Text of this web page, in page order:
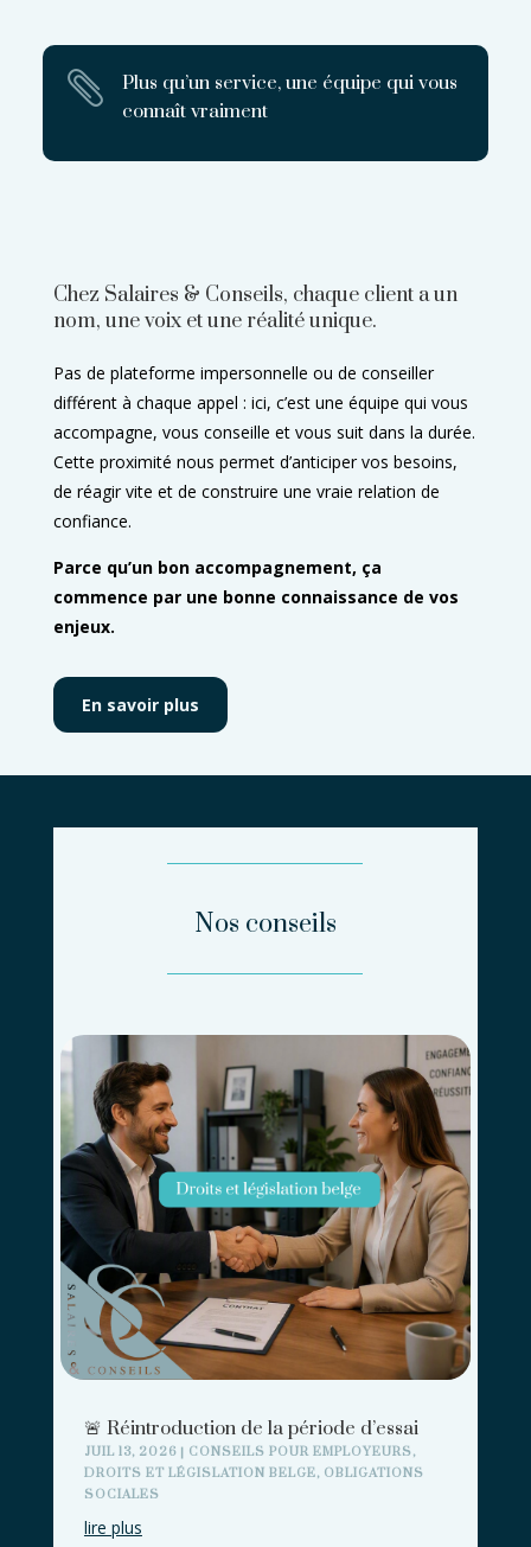

Plus qu’un service, une équipe qui vous
connaît vraiment
Chez Salaires & Conseils, chaque client a un
nom, une voix et une réalité unique.
Pas de plateforme impersonnelle ou de conseiller
différent à chaque appel : ici, c’est une équipe qui vous
accompagne, vous conseille et vous suit dans la durée.
Cette proximité nous permet d’anticiper vos besoins,
de réagir vite et de construire une vraie relation de
confiance.
Parce qu’un bon accompagnement, ça
commence par une bonne connaissance de vos
enjeux.
En savoir plus
Nos conseils
🚨 Réintroduction de la période d’essai
JUIL 13, 2026| CONSEILS POUR EMPLOYEURS,
DROITS ET LÉGISLATION BELGE, OBLIGATIONS
SOCIALES
lire plus